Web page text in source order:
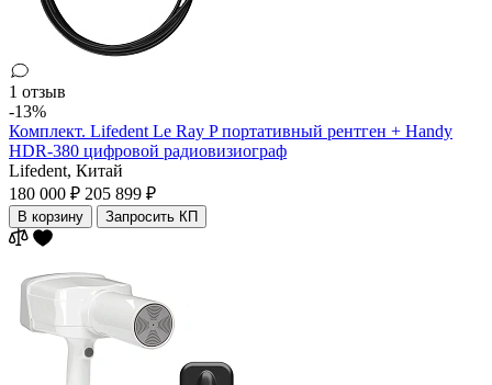
1 отзыв
-13%
Комплект. Lifedent Le Ray P портативный рентген + Handy
HDR-380 цифровой радиовизиограф
Lifedent, Китай
180 000 ₽ 205 899 ₽
В корзину Запросить КП